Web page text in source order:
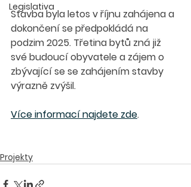
Legislativa
Stavba byla letos v říjnu zahájena a
dokončení se předpokládá na
podzim 2025. Třetina bytů zná již
své budoucí obyvatele a zájem o
zbývající se se zahájením stavby
výrazně zvýšil.
Více informací najdete zde.
Projekty